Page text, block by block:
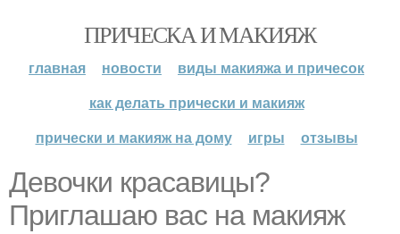
ПРИЧЕСКА И МАКИЯЖ
главная новости
виды макияжа и причесок
как делать прически и макияж
прически и макияж на дому
игры отзывы
Девочки красавицы?
Приглашаю вас на макияж